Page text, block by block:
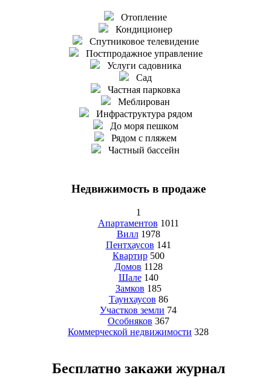
Отопление
Кондиционер
Спутниковое телевидение
Постпродажное управление
Услуги садовника
Сад
Частная парковка
Меблирован
Инфраструктура рядом
До моря пешком
Рядом с пляжем
Частный бассейн
Недвижимость в продаже
1
Апартаментов 1011
Вилл 1978
Пентхаусов 141
Квартир 500
Домов 1128
Шале 140
Замков 185
Таунхаусов 86
Участков земли 74
Особняков 367
Коммерческой недвижимости 328
Бесплатно закажи журнал